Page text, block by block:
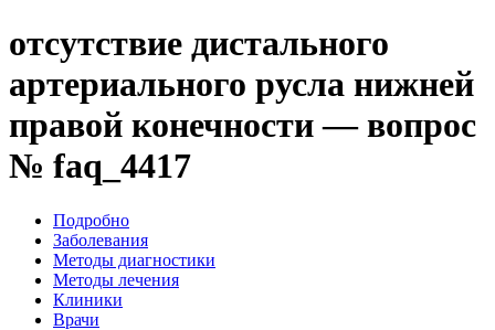
отсутствие дистального
артериального русла нижней
правой конечности — вопрос
№ faq_4417
Подробно
Заболевания
Методы диагностики
Методы лечения
Клиники
Врачи